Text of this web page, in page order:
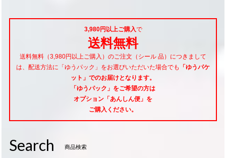
3,980円以上ご購入で
送料無料
送料無料（3,980円以上ご購入）のご注文（シール 品）につきまして
は、配送方法に「ゆうパック」をお選びいただいた場合でも
「ゆうパケ
ット」でのお届けとなります。
「ゆうパック」をご希望の方は
オプション「あんしん便」 を
ご購入ください。
Search 商品検索